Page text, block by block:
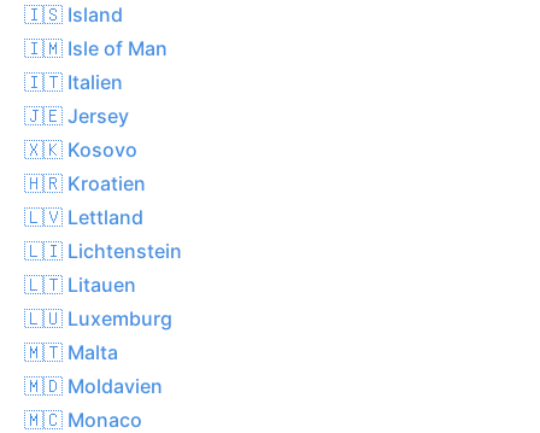
🇮🇸 Island
🇮🇲 Isle of Man
🇮🇹 Italien
🇯🇪 Jersey
🇽🇰 Kosovo
🇭🇷 Kroatien
🇱🇻 Lettland
🇱🇮 Lichtenstein
🇱🇹 Litauen
🇱🇺 Luxemburg
🇲🇹 Malta
🇲🇩 Moldavien
🇲🇨 Monaco